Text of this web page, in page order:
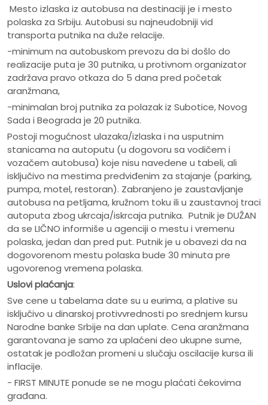
Mesto izlaska iz autobusa na destinaciji je i mesto
polaska za Srbiju. Autobusi su najneudobniji vid
transporta putnika na duže relacije.
-minimum na autobuskom prevozu da bi došlo do
realizacije puta je 30 putnika, u protivnom organizator
zadržava pravo otkaza do 5 dana pred početak
aranžmana,
-minimalan broj putnika za polazak iz Subotice, Novog
Sada i Beograda je 20 putnika.
Postoji mogućnost ulazaka/izlaska i na usputnim
stanicama na autoputu (u dogovoru sa vodičem i
vozačem autobusa) koje nisu navedene u tabeli, ali
isključivo na mestima predviđenim za stajanje (parking,
pumpa, motel, restoran). Zabranjeno je zaustavljanje
autobusa na petljama, kružnom toku ili u zaustavnoj traci
autoputa zbog ukrcaja/iskrcaja putnika. Putnik je DUŽAN
da se LIČNO informiše u agenciji o mestu i vremenu
polaska, jedan dan pred put. Putnik je u obavezi da na
dogovorenom mestu polaska bude 30 minuta pre
ugovorenog vremena polaska.
Uslovi plaćanja:
Sve cene u tabelama date su u eurima, a plative su
isključivo u dinarskoj protivvrednosti po srednjem kursu
Narodne banke Srbije na dan uplate. Cena aranžmana
garantovana je samo za uplaćeni deo ukupne sume,
ostatak je podložan promeni u slučaju oscilacije kursa ili
inflacije.
- FIRST MINUTE ponude se ne mogu plaćati čekovima
građana.